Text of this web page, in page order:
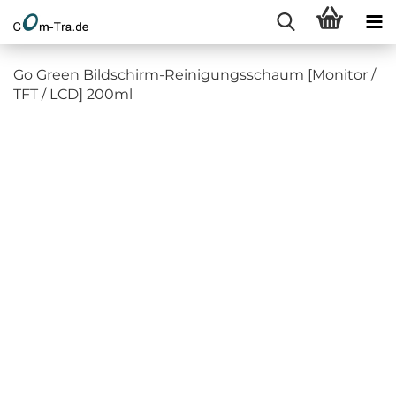
Go Green Bildschirm-Reinigungsschaum [Monitor /
TFT / LCD] 200ml